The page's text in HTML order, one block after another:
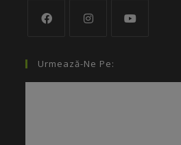
Urmează-Ne Pe: